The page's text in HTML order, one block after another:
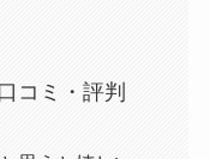
コミ・評判